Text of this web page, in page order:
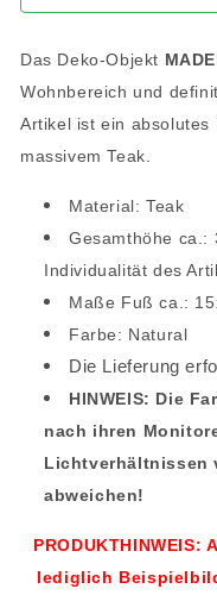
Das Deko-Objekt
Wohnbereich und
Artikel ist ein
massivem Teak.
Material: Teak
Gesamthöhe ca.:
Individualität des
Maße Fuß ca.:
Farbe: Natural
Die Lieferung
HINWEIS: Die
nach ihren
Lichtverhältnissen
abweichen!
lediglich